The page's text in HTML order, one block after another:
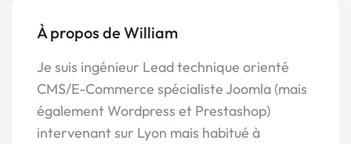
À propos de William
Je suis ingénieur Lead technique orienté
CMS/E-Commerce spécialiste Joomla (mais
également Wordpress et Prestashop)
intervenant sur Lyon mais habitué à